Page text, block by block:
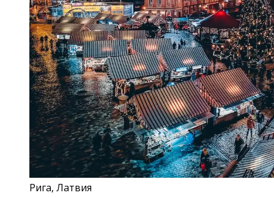
Рига, Латвия